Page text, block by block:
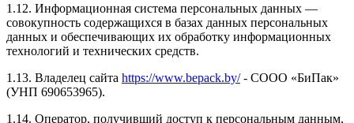
1.12. Информационная система персональных данных —
совокупность содержащихся в базах данных персональных
данных и обеспечивающих их обработку информационных
технологий и технических средств.
1.13. Владелец сайта https://www.bepack.by/- СООО «БиПак»
(УНП 690653965).
1.14. Оператор, получивший доступ к персональным данным,